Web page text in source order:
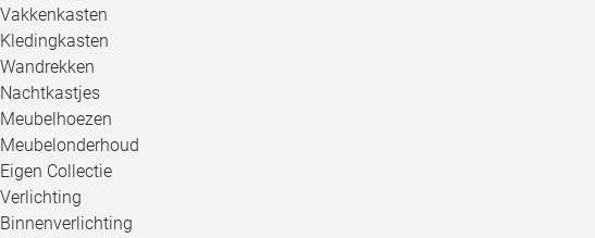
Vakkenkasten
Kledingkasten
Wandrekken
Nachtkastjes
Meubelhoezen
Meubelonderhoud
Eigen Collectie
Verlichting
Binnenverlichting